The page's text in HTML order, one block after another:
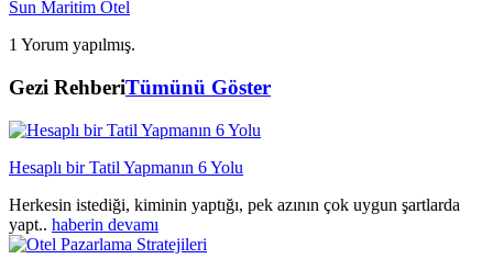
Sun Maritim Otel
1 Yorum yapılmış.
Gezi RehberiTümünü Göster
Hesaplı bir Tatil Yapmanın 6 Yolu
Herkesin istediği, kiminin yaptığı, pek azının çok uygun şartlarda
yapt.. haberin devamı